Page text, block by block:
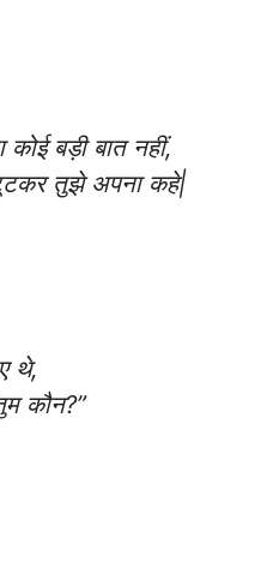
बड़ी बात नहीं,
तुझे अपना कहे|
थे,
कौन?”